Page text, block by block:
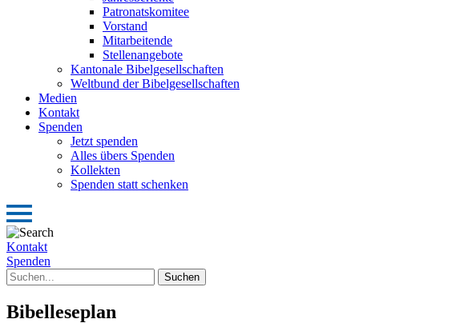
Patronatskomitee
Vorstand
Mitarbeitende
Stellenangebote
Kantonale Bibelgesellschaften
Weltbund der Bibelgesellschaften
Medien
Kontakt
Spenden
Jetzt spenden
Alles übers Spenden
Kollekten
Spenden statt schenken
Kontakt
Spenden
Bibelleseplan